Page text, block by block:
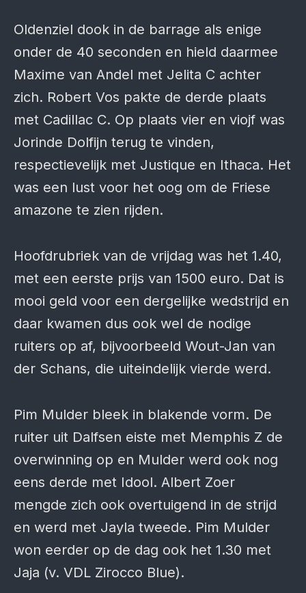
Oldenziel dook in de barrage als enige
onder de 40 seconden en hield daarmee
Maxime van Andel met Jelita C achter
zich. Robert Vos pakte de derde plaats
met Cadillac C. Op plaats vier en viojf was
Jorinde Dolfijn terug te vinden,
respectievelijk met Justique en Ithaca. Het
was een lust voor het oog om de Friese
amazone te zien rijden.
Hoofdrubriek van de vrijdag was het 1.40,
met een eerste prijs van 1500 euro. Dat is
mooi geld voor een dergelijke wedstrijd en
daar kwamen dus ook wel de nodige
ruiters op af, bijvoorbeeld Wout-Jan van
der Schans, die uiteindelijk vierde werd.
Pim Mulder bleek in blakende vorm. De
ruiter uit Dalfsen eiste met Memphis Z de
overwinning op en Mulder werd ook nog
eens derde met Idool. Albert Zoer
mengde zich ook overtuigend in de strijd
en werd met Jayla tweede. Pim Mulder
won eerder op de dag ook het 1.30 met
Jaja (v. VDL Zirocco Blue).